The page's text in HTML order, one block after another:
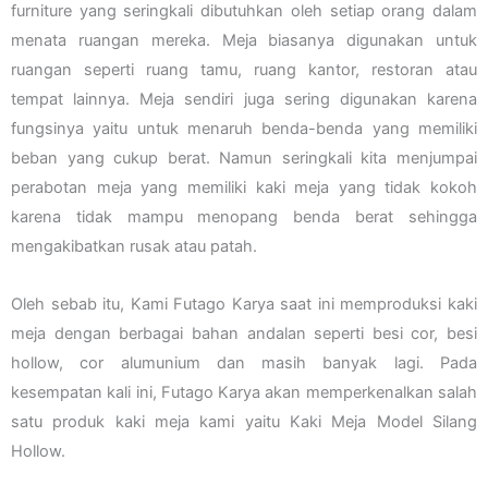
furniture yang seringkali dibutuhkan oleh setiap orang dalam
menata ruangan mereka. Meja biasanya digunakan untuk
ruangan seperti ruang tamu, ruang kantor, restoran atau
tempat lainnya. Meja sendiri juga sering digunakan karena
fungsinya yaitu untuk menaruh benda-benda yang memiliki
beban yang cukup berat. Namun seringkali kita menjumpai
perabotan meja yang memiliki kaki meja yang tidak kokoh
karena tidak mampu menopang benda berat sehingga
mengakibatkan rusak atau patah.
Oleh sebab itu, Kami Futago Karya saat ini memproduksi kaki
meja dengan berbagai bahan andalan seperti besi cor, besi
hollow, cor alumunium dan masih banyak lagi. Pada
kesempatan kali ini, Futago Karya akan memperkenalkan salah
satu produk kaki meja kami yaitu Kaki Meja Model Silang
Hollow.